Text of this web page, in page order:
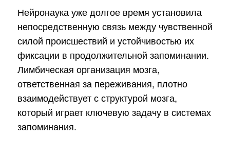
Нейронаука уже долгое время установила
непосредственную связь между чувственной
силой происшествий и устойчивостью их
фиксации в продолжительной запоминании.
Лимбическая организация мозга,
ответственная за переживания, плотно
взаимодействует с структурой мозга,
который играет ключевую задачу в системах
запоминания.